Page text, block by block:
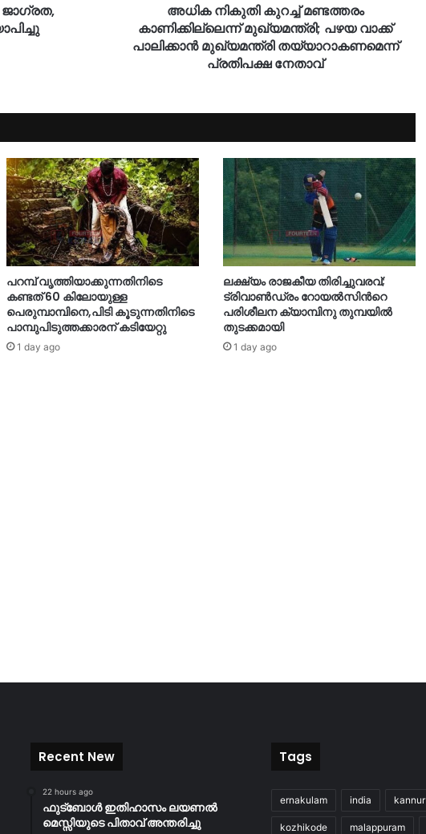
ജാഗ്രത,
അധിക നികുതി കുറച്ച് മണ്ടത്തരം
കാണിക്കില്ലെന്ന് മുഖ്യമന്ത്രി; പഴയ വാക്ക്
പാലിക്കാൻ മുഖ്യമന്ത്രി തയ്യാറാകണമെന്ന്
പ്രതിപക്ഷ നേതാവ്
പറമ്പ് വൃത്തിയാക്കുന്നതിനിടെ
കണ്ടത് 60 കിലോയുള്ള
പെരുമ്പാമ്പിനെ,പിടി കൂടുന്നതിനിടെ
പാമ്പുപിടുത്തക്കാരന് കടിയേറ്റു
1 day ago
ലക്ഷ്യം രാജകീയ തിരിച്ചുവരവ്;
ട്രിവാൺഡ്രം റോയൽസിന്‍റെ
പരിശീലന ക്യാമ്പിനു തുമ്പയില്‍
തുടക്കമായി
1 day ago
Recent New
22 hours ago
ഫുട്ബോൾ ഇതിഹാസം ലയണൽ
മെസ്സിയുടെ പിതാവ് അന്തരിച്ചു
Tags
ernakulam india kannur
kozhikode malappuram